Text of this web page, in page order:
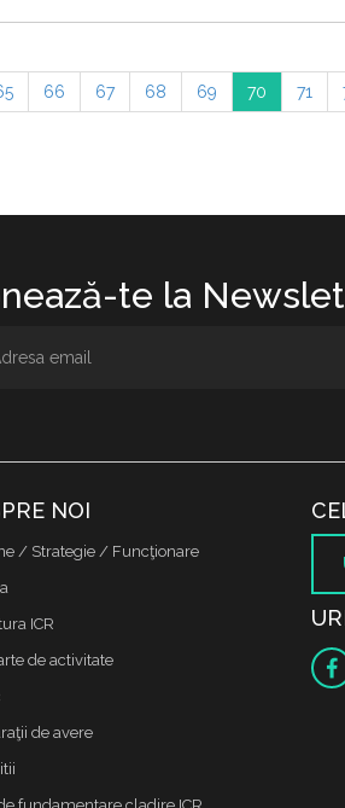
66 67 68 69 70 71
te la
NOI
/ Strategie / Funcţionare
ICR
de activitate
de avere